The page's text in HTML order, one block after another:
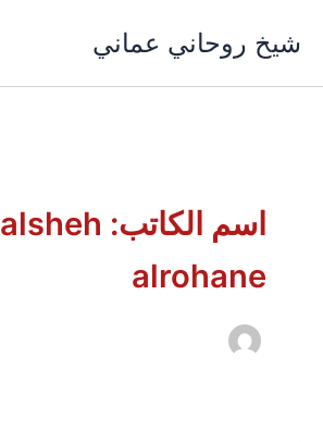
المحتوى
شيخ روحاني عماني
اسم الكاتب: alsheh
alrohane